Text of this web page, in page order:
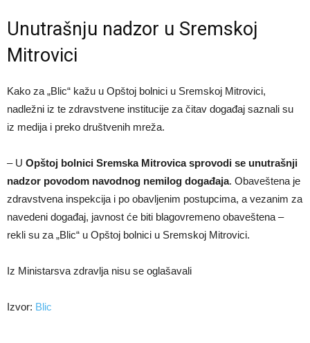
Unutrašnju nadzor u Sremskoj
Mitrovici
Kako za „Blic“ kažu u Opštoj bolnici u Sremskoj Mitrovici,
nadležni iz te zdravstvene institucije za čitav događaj saznali su
iz medija i preko društvenih mreža.
– U Opštoj bolnici Sremska Mitrovica sprovodi se unutrašnji
nadzor povodom navodnog nemilog događaja. Obaveštena je
zdravstvena inspekcija i po obavljenim postupcima, a vezanim za
navedeni događaj, javnost će biti blagovremeno obaveštena –
rekli su za „Blic“ u Opštoj bolnici u Sremskoj Mitrovici.
Iz Ministarsva zdravlja nisu se oglašavali
Izvor: Blic